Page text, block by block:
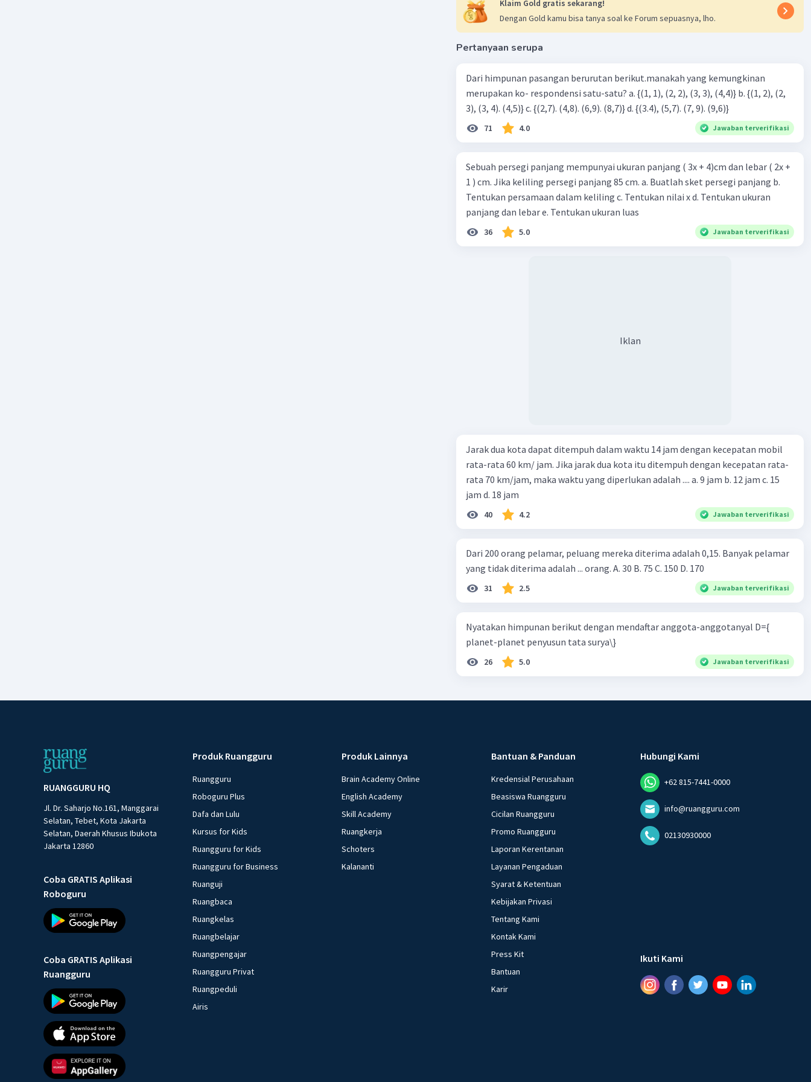
Klaim Gold gratis sekarang!
Dengan Gold kamu bisa tanya soal ke Forum sepuasnya, lho.
Pertanyaan serupa
Dari himpunan pasangan berurutan berikut.manakah yang kemungkinan
merupakan ko- respondensi satu-satu? a. {(1, 1), (2, 2), (3, 3), (4,4)} b. {(1, 2), (2,
3), (3, 4). (4,5)} c. {(2,7). (4,8). (6,9). (8,7)} d. {(3.4), (5,7). (7, 9). (9,6)}
71 4.0 Jawaban terverifikasi
Sebuah persegi panjang mempunyai ukuran panjang ( 3x + 4)cm dan lebar ( 2x +
1 ) cm. Jika keliling persegi panjang 85 cm. a. Buatlah sket persegi panjang b.
Tentukan persamaan dalam keliling c. Tentukan nilai x d. Tentukan ukuran
panjang dan lebar e. Tentukan ukuran luas
36 5.0 Jawaban terverifikasi
Iklan
Jarak dua kota dapat ditempuh dalam waktu 14 jam dengan kecepatan mobil
rata-rata 60 km/ jam. Jika jarak dua kota itu ditempuh dengan kecepatan rata-
rata 70 km/jam, maka waktu yang diperlukan adalah .... a. 9 jam b. 12 jam c. 15
jam d. 18 jam
40 4.2 Jawaban terverifikasi
Dari 200 orang pelamar, peluang mereka diterima adalah 0,15. Banyak pelamar
yang tidak diterima adalah ... orang. A. 30 B. 75 C. 150 D. 170
31 2.5 Jawaban terverifikasi
Nyatakan himpunan berikut dengan mendaftar anggota-anggotanyal D={
planet-planet penyusun tata surya\}
26 5.0 Jawaban terverifikasi
RUANGGURU HQ
Jl. Dr. Saharjo No.161, Manggarai
Selatan, Tebet, Kota Jakarta
Selatan, Daerah Khusus Ibukota
Jakarta 12860
Coba GRATIS Aplikasi
Roboguru
Coba GRATIS Aplikasi
Ruangguru
Produk Ruangguru
Ruangguru
Roboguru Plus
Dafa dan Lulu
Kursus for Kids
Ruangguru for Kids
Ruangguru for Business
Ruanguji
Ruangbaca
Ruangkelas
Ruangbelajar
Ruangpengajar
Ruangguru Privat
Ruangpeduli
Airis
Produk Lainnya
Brain Academy Online
English Academy
Skill Academy
Ruangkerja
Schoters
Kalananti
Bantuan & Panduan
Kredensial Perusahaan
Beasiswa Ruangguru
Cicilan Ruangguru
Promo Ruangguru
Laporan Kerentanan
Layanan Pengaduan
Syarat & Ketentuan
Kebijakan Privasi
Tentang Kami
Kontak Kami
Press Kit
Bantuan
Karir
Hubungi Kami
+62 815-7441-0000
info@ruangguru.com
02130930000
Ikuti Kami